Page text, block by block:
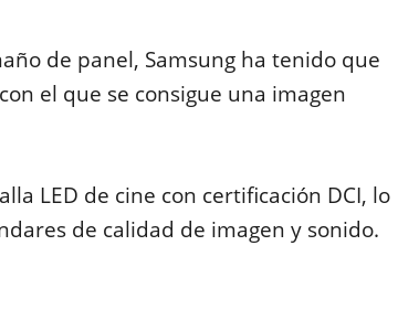
de panel, Samsung ha tenido que
el que se consigue una imagen
LED de cine con certificación DCI, lo
de calidad de imagen y sonido.